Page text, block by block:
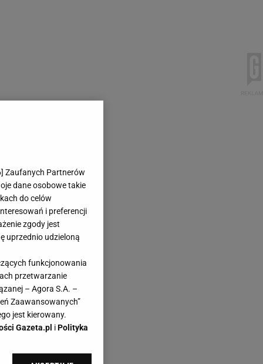
] Zaufanych Partnerów
dane osobowe takie
do celów
i preferencji
zgody jest
uprzednio udzieloną
funkcjonowania
przetwarzanie
– Agora S.A. –
Zaawansowanych”
jest kierowany.
Gazeta.pl iPolityka